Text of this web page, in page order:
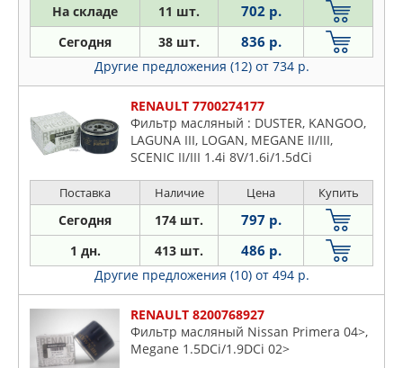
На складе 11 шт. 702 р.
Сегодня 38 шт. 836 р.
Другие предложения (12) от 734 р.
RENAULT 7700274177
Фильтр масляный : DUSTER, KANGOO,
LAGUNA III, LOGAN, MEGANE II/III,
SCENIC II/III 1.4i 8V/1.6i/1.5dCi
Поставка Наличие Цена Купить
Сегодня 174 шт. 797 р.
1 дн. 413 шт. 486 р.
Другие предложения (10) от 494 р.
RENAULT 8200768927
Фильтр масляный Nissan Primera 04>,
Megane 1.5DCi/1.9DCi 02>